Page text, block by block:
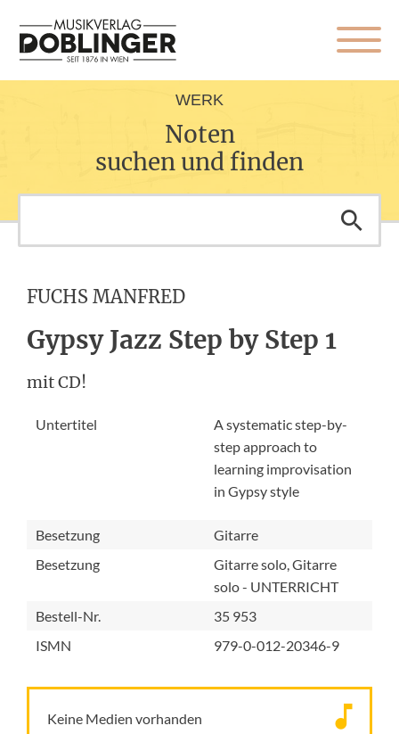
WERK
Noten
suchen und finden
FUCHS MANFRED
Gypsy Jazz Step by Step 1
mit CD!
Untertitel
A systematic step-by-
step approach to
learning improvisation
in Gypsy style
Besetzung
Gitarre
Besetzung
Gitarre solo, Gitarre
solo - UNTERRICHT
Bestell-Nr.
35 953
ISMN
979-0-012-20346-9
Keine Medien vorhanden